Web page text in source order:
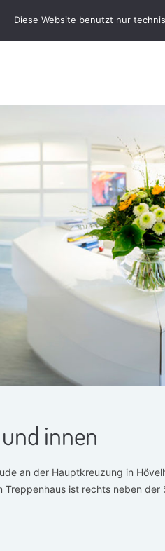
Richter
innen
an der Hauptkreuzung in
ist rechts neben
Diese Website benutzt nur